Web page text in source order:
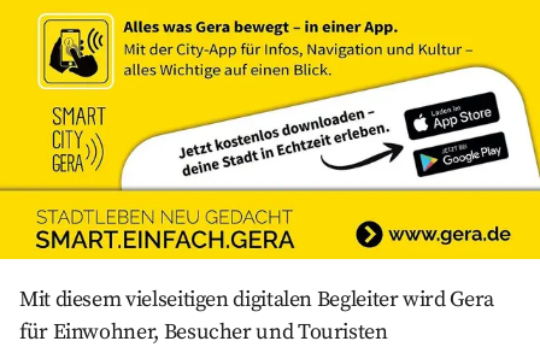
Mit diesem vielseitigen digitalen Begleiter wird Gera
für Einwohner, Besucher und Touristen